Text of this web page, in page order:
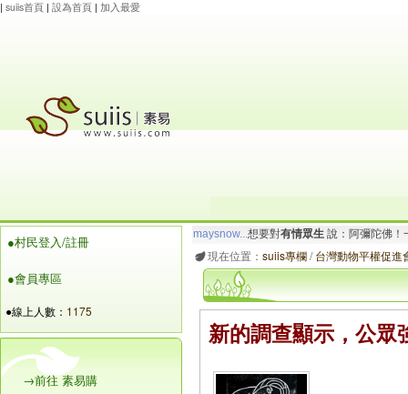
| suiis首頁 | 設為首頁 | 加入最愛
●村民登入/註冊
●會員專區
●線上人數： 1175
→前往 素易購
maysnow... 想要對有情眾生 說：阿彌陀佛！
玲瓏虹
想要對 有情眾生說：南無大願地藏王
現在位置： suiis專欄/台灣動物平權促進
新的調查顯示，公眾